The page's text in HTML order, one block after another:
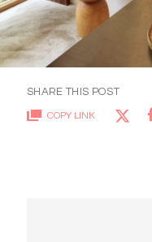
SHARE THIS POST
COPY LINK